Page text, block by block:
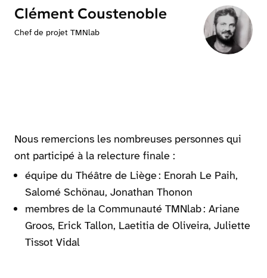
Clément Coustenoble
Chef de projet TMNlab
Nous remercions les nombreuses personnes qui
ont participé à la relecture finale :
équipe du Théâtre de Liège : Enorah Le Paih,
Salomé Schönau, Jonathan Thonon
membres de la Communauté TMNlab : Ariane
Groos, Erick Tallon, Laetitia de Oliveira, Juliette
Tissot Vidal